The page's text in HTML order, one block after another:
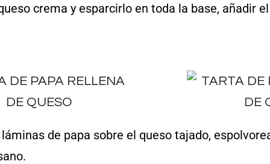
crema y esparcirlo en toda la base, añadir
de papa sobre el queso tajado,